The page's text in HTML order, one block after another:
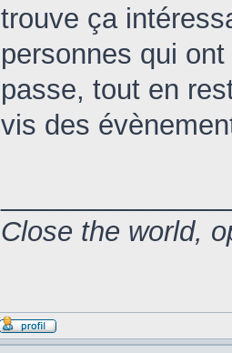
trouve ça
personnes qui
passe, tout en
vis des
Close the world,